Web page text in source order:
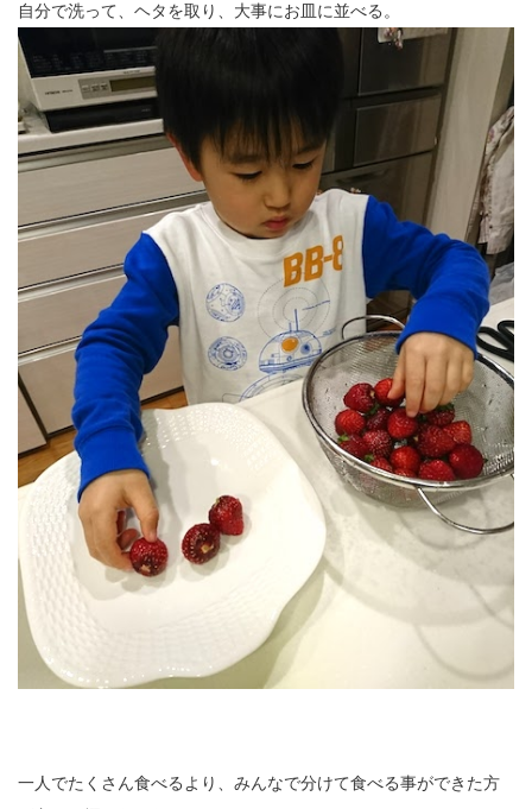
自分で洗って、ヘタを取り、大事にお皿に並べる。
一人でたくさん食べるより、みんなで分けて食べる事ができた方